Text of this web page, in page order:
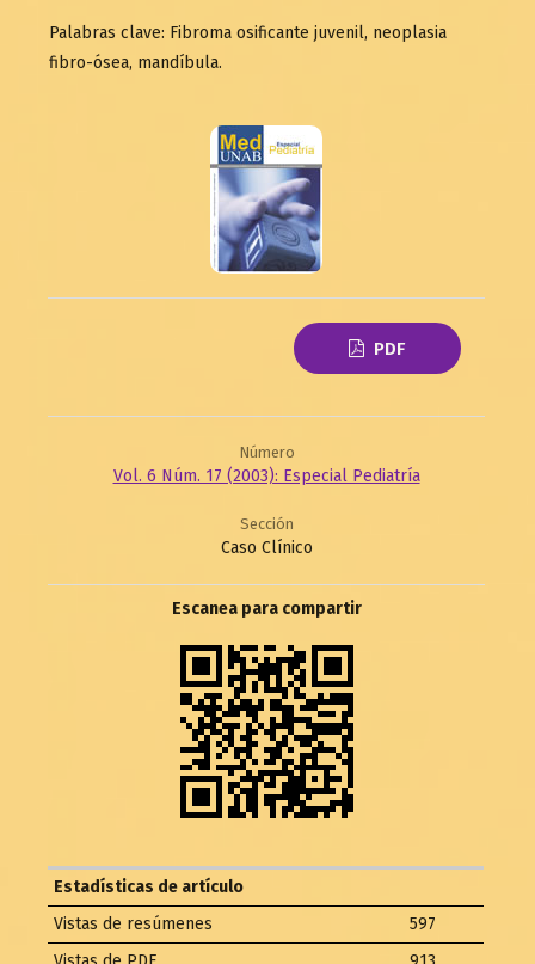
Palabras clave: Fibroma osificante juvenil, neoplasia
fibro-ósea, mandíbula.
PDF
Número
Vol. 6 Núm. 17 (2003): Especial Pediatría
Sección
Caso Clínico
Escanea para compartir
Estadísticas de artículo
Vistas de resúmenes
597